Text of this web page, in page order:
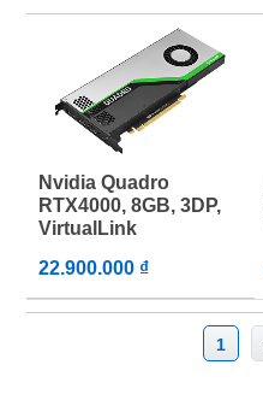
Nvidia Quadro
RTX4000, 8GB, 3DP,
VirtualLink
22.900.000 ₫
1